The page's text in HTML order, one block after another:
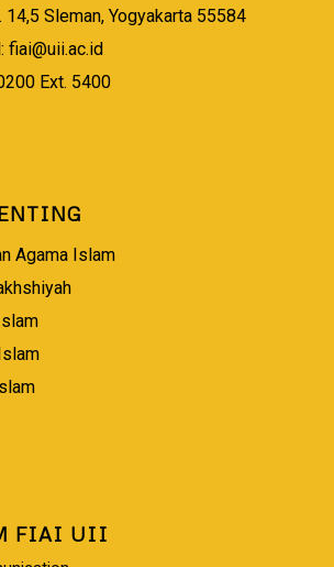
14,5 Sleman, Yogyakarta 55584
fiai@uii.ac.id
Ext. 5400
Agama Islam
FIAI UII